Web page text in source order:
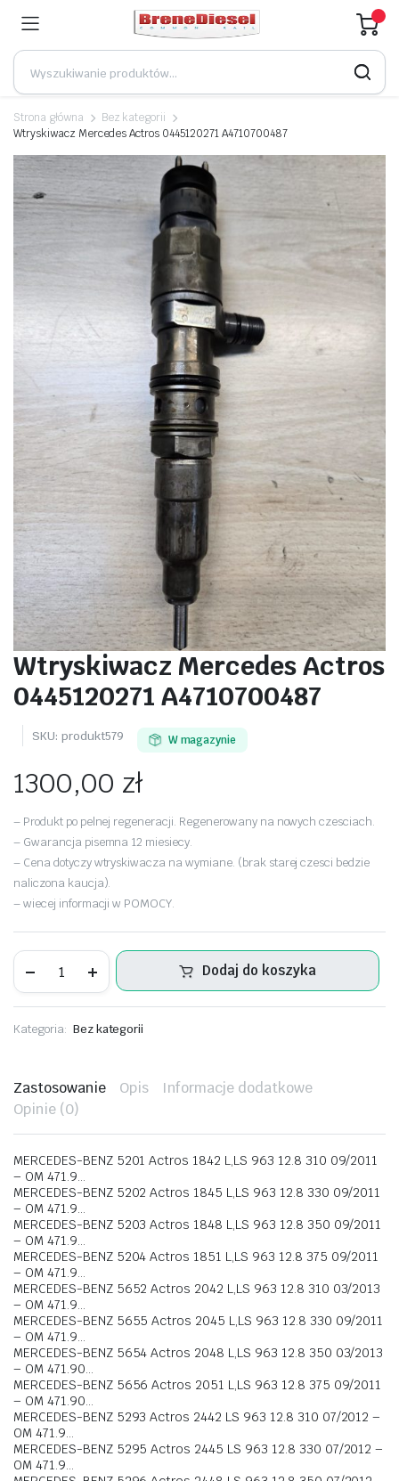
Strona główna
Bez kategorii
Wtryskiwacz Mercedes Actros 0445120271 A4710700487
Wtryskiwacz Mercedes Actros
0445120271 A4710700487
SKU: produkt579 W magazynie
1300,00 zł
– Produkt po pelnej regeneracji. Regenerowany na nowych czesciach.
– Gwarancja pisemna 12 miesiecy.
– Cena dotyczy wtryskiwacza na wymiane. (brak starej czesci bedzie
naliczona kaucja).
– wiecej informacji w POMOCY.
Wtryskiwacz
Mercedes
0445120271
ilość
Dodaj do koszyka
Kategoria: Bez kategorii
Zastosowanie Opis
Informacje dodatkowe
Opinie (0)
MERCEDES-BENZ 5201 Actros 1842 L,LS 963 12.8 310 09/2011
– OM 471.9…
MERCEDES-BENZ 5202 Actros 1845 L,LS 963 12.8 330 09/2011
– OM 471.9…
MERCEDES-BENZ 5203 Actros 1848 L,LS 963 12.8 350 09/2011
– OM 471.9…
MERCEDES-BENZ 5204 Actros 1851 L,LS 963 12.8 375 09/2011
– OM 471.9…
MERCEDES-BENZ 5652 Actros 2042 L,LS 963 12.8 310 03/2013
– OM 471.9…
MERCEDES-BENZ 5655 Actros 2045 L,LS 963 12.8 330 09/2011
– OM 471.9…
MERCEDES-BENZ 5654 Actros 2048 L,LS 963 12.8 350 03/2013
– OM 471.90…
MERCEDES-BENZ 5656 Actros 2051 L,LS 963 12.8 375 09/2011
– OM 471.90…
MERCEDES-BENZ 5293 Actros 2442 LS 963 12.8 310 07/2012 –
OM 471.9…
MERCEDES-BENZ 5295 Actros 2445 LS 963 12.8 330 07/2012 –
OM 471.9…